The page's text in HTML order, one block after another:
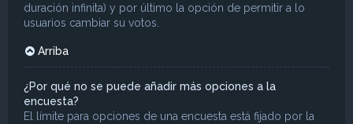
duración infinita) y por último la opción de permitir a lo
usuarios cambiar su votos.
Arriba
¿Por qué no se puede añadir más opciones a la
encuesta?
El límite para opciones de una encuesta está fijado por la